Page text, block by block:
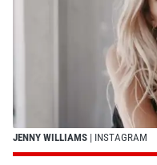
JENNY WILLIAMS | INSTAGRAM